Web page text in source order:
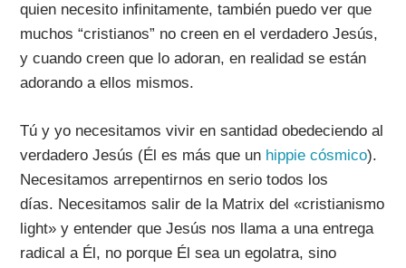
quien necesito infinitamente, también puedo ver que
muchos “cristianos” no creen en el verdadero Jesús,
y cuando creen que lo adoran, en realidad se están
adorando a ellos mismos.
Tú y yo necesitamos vivir en santidad obedeciendo al
verdadero Jesús (Él es más que un hippie cósmico).
Necesitamos arrepentirnos en serio todos los
días. Necesitamos salir de la Matrix del «cristianismo
light» y entender que Jesús nos llama a una entrega
radical a Él, no porque Él sea un egolatra, sino